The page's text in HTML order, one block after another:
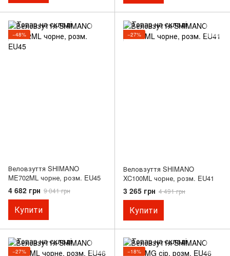
−48%
Веловзуття SHIMANO
ME702ML чорне, розм. EU45
4 682 грн 9 041 грн
Купити
−27%
Веловзуття SHIMANO
XC100ML чорне, розм. EU41
3 265 грн 4 491 грн
Купити
−27% −18%